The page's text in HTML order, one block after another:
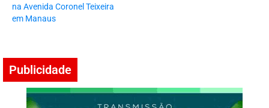
na Avenida Coronel Teixeira
em Manaus
Publicidade